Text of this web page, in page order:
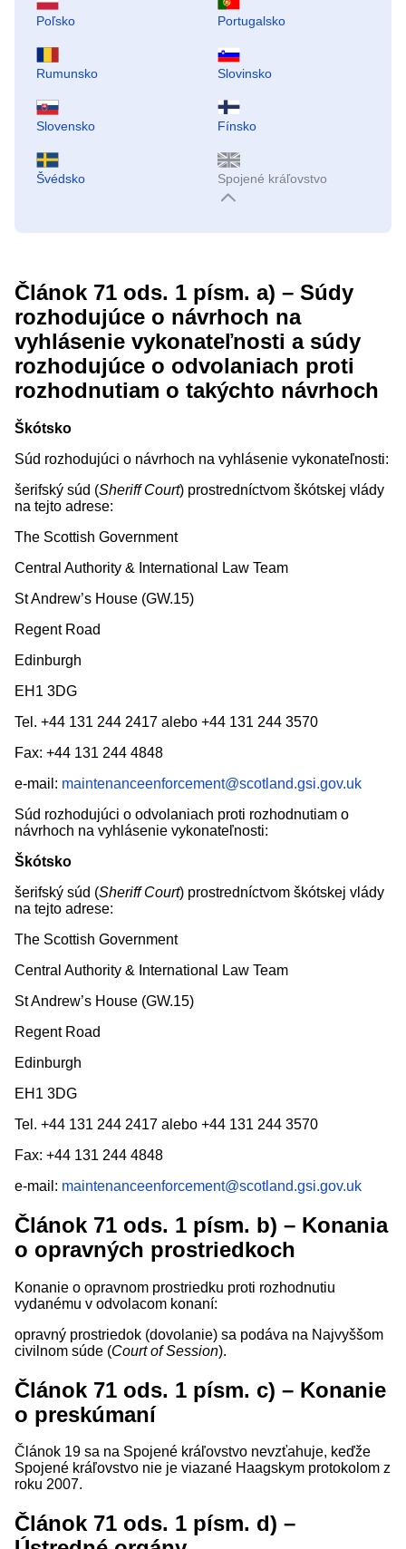
Poľsko Portugalsko
Rumunsko Slovinsko
Slovensko Fínsko
Švédsko Spojené kráľovstvo
Článok 71 ods. 1 písm. a) – Súdy
rozhodujúce o návrhoch na
vyhlásenie vykonateľnosti a súdy
rozhodujúce o odvolaniach proti
rozhodnutiam o takýchto návrhoch
Škótsko
Súd rozhodujúci o návrhoch na vyhlásenie vykonateľnosti:
šerifský súd (Sheriff Court) prostredníctvom škótskej vlády
na tejto adrese:
The Scottish Government
Central Authority & International Law Team
St Andrew’s House (GW.15)
Regent Road
Edinburgh
EH1 3DG
Tel. +44 131 244 2417 alebo +44 131 244 3570
Fax: +44 131 244 4848
e-mail: maintenanceenforcement@scotland.gsi.gov.uk
Súd rozhodujúci o odvolaniach proti rozhodnutiam o
návrhoch na vyhlásenie vykonateľnosti:
Škótsko
šerifský súd (Sheriff Court) prostredníctvom škótskej vlády
na tejto adrese:
The Scottish Government
Central Authority & International Law Team
St Andrew’s House (GW.15)
Regent Road
Edinburgh
EH1 3DG
Tel. +44 131 244 2417 alebo +44 131 244 3570
Fax: +44 131 244 4848
e-mail: maintenanceenforcement@scotland.gsi.gov.uk
Článok 71 ods. 1 písm. b) – Konania
o opravných prostriedkoch
Konanie o opravnom prostriedku proti rozhodnutiu
vydanému v odvolacom konaní:
opravný prostriedok (dovolanie) sa podáva na Najvyššom
civilnom súde (Court of Session).
Článok 71 ods. 1 písm. c) – Konanie
o preskúmaní
Článok 19 sa na Spojené kráľovstvo nevzťahuje, keďže
Spojené kráľovstvo nie je viazané Haagskym protokolom z
roku 2007.
Článok 71 ods. 1 písm. d) –